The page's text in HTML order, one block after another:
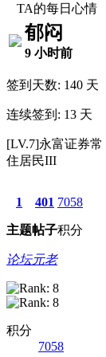
TA的每日心情
郁闷
9 小时前
签到天数: 140 天
连续签到: 13 天
[LV.7]永富证券常
住居民III
1
主题
401
帖子
7058
积分
论坛元老
积分
7058